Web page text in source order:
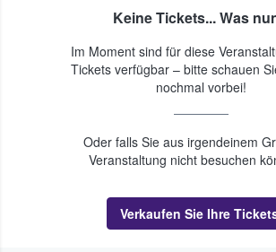
Keine Tickets... Was
Im Moment sind für diese
Tickets verfügbar – bitte schauen
nochmal vorbei!
Oder falls Sie aus irgendeinem
Veranstaltung nicht besuchen
Verkaufen Sie Ihre